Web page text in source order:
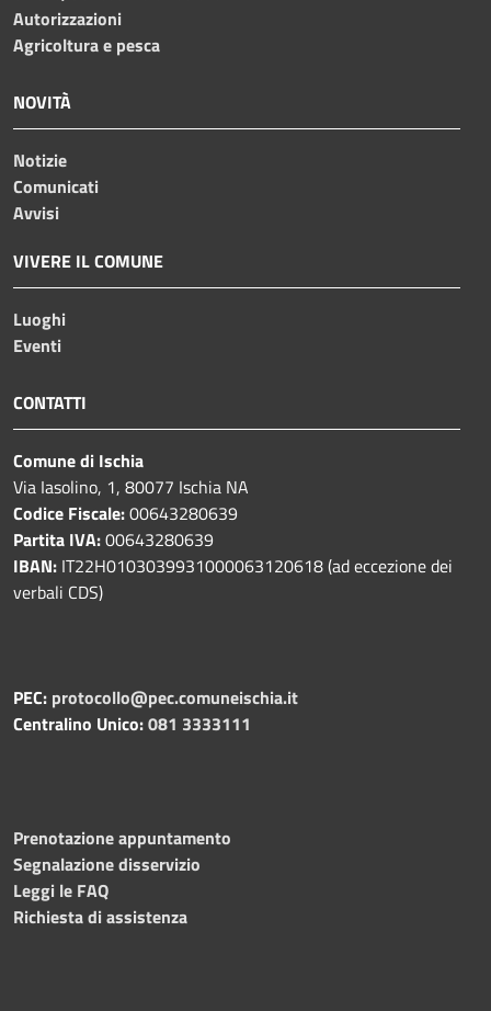
Autorizzazioni
Agricoltura e pesca
NOVITÀ
Notizie
Comunicati
Avvisi
VIVERE IL COMUNE
Luoghi
Eventi
CONTATTI
Comune di Ischia
Via Iasolino, 1, 80077 Ischia NA
Codice Fiscale:00643280639
Partita IVA:00643280639
IBAN: IT22H0103039931000063120618 (ad eccezione dei
verbali CDS)
PEC: protocollo@pec.comuneischia.it
Centralino Unico:081 3333111
Prenotazione appuntamento
Segnalazione disservizio
Leggi le FAQ
Richiesta di assistenza